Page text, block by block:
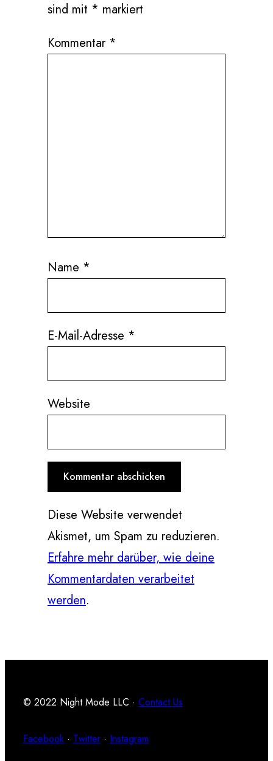
sind mit * markiert
Kommentar *
Name *
E-Mail-Adresse *
Website
Diese Website verwendet
Akismet, um Spam zu reduzieren.
Erfahre mehr darüber, wie deine
Kommentardaten verarbeitet
werden.
© 2022 Night Mode LLC · Contact Us
Facebook · Twitter · Instagram